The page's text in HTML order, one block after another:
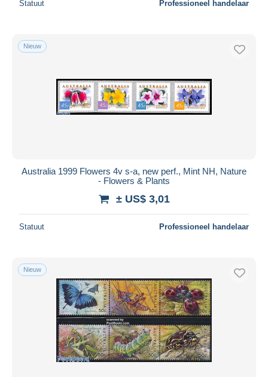
Statuut Professioneel handelaar
Nieuw
Australia 1999 Flowers 4v s-a, new perf., Mint NH, Nature
- Flowers & Plants
± US$ 3,01
Statuut Professioneel handelaar
Nieuw